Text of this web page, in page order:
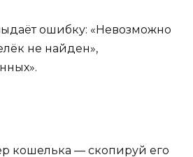
ошибку: «Невозможно
не найден»,
кошелька — скопируй его